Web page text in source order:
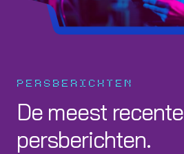
PERSBERICHTEN
De meest recente
persberichten.